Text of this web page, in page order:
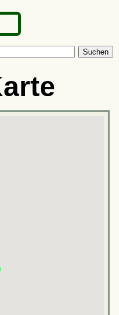
Suchen